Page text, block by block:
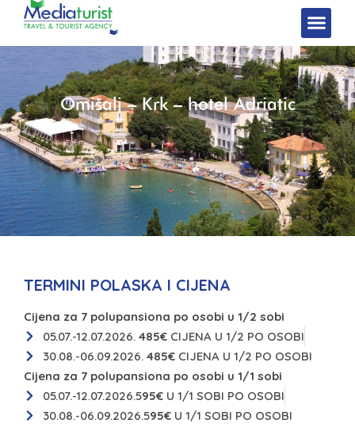
Omišalj – Krk – hotel Adriatic
TERMINI POLASKA I CIJENA
Cijena za 7 polupansiona po osobi u 1/2 sobi
05.07.-12.07.2026. 485€CIJENA U 1/2 PO OSOBI
30.08.-06.09.2026. 485€CIJENA U 1/2 PO OSOBI
Cijena za 7 polupansiona po osobi u 1/1 sobi
05.07.-12.07.2026.595€U 1/1 SOBI PO OSOBI
30.08.-06.09.2026.595€U 1/1 SOBI PO OSOBI